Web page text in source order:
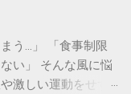
う…」 「食事制限
い」 そんな風に悩
激しい運動をせず